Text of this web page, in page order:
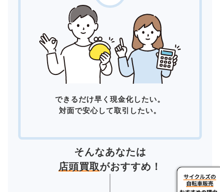
できるだけ早く現金化したい。
対面で安心して取引したい。
そんなあなたは
店頭買取がおすすめ！